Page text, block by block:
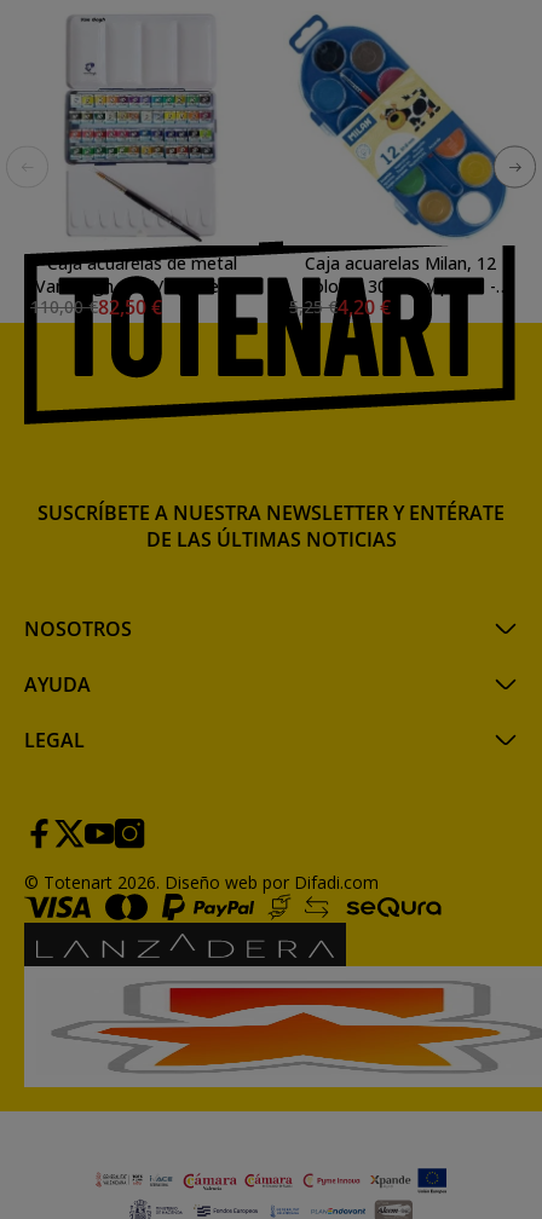
Caja acuarelas de metal
Van Gogh, 48 1/2 godets y
pincel
110,00 €82,50 €
Caja acuarelas Milan, 12
colores 30mm. y pincel -
escolar-
5,25 €4,20 €
NOSOTROS
AYUDA
LEGAL
SUSCRÍBETE A NUESTRA NEWSLETTER Y ENTÉRATE
DE LAS ÚLTIMAS NOTICIAS
© Totenart 2026. Diseño web por Difadi.com